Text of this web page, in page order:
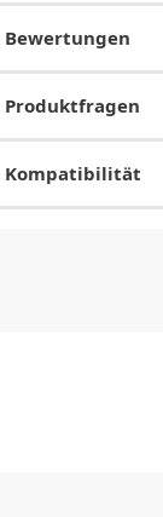
Bewertungen
Produktfragen
Kompatibilität